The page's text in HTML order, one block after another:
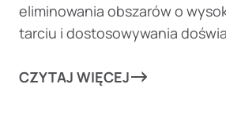
eliminowania obszarów o
tarciu i dostosowywania
nowe wyżyny!
CZYTAJ WIĘCEJ